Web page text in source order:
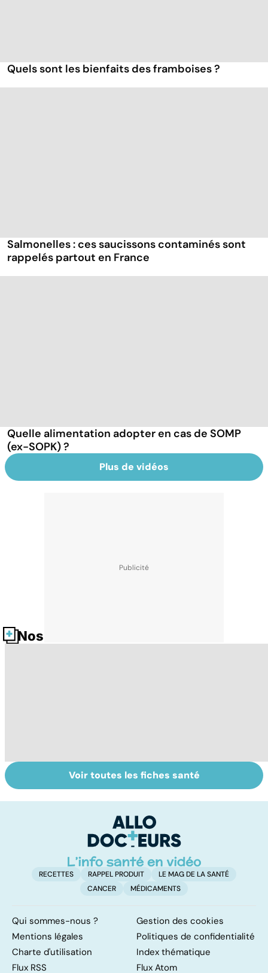
Quels sont les bienfaits des framboises ?
Salmonelles : ces saucissons contaminés sont
rappelés partout en France
Quelle alimentation adopter en cas de SOMP
(ex-SOPK) ?
Plus de vidéos
Nos fiches santé
Le magnésium,
un oligo-élément
Intestin irritable :
le régime
solution ?
Voir toutes les fiches santé
RECETTES RAPPEL PRODUIT
LE MAG DE LA SANTÉ
CANCER
MÉDICAMENTS
Qui sommes-nous ?
Gestion des cookies
Mentions légales
Politiques de confidentialité
Charte d'utilisation
Index thématique
Flux RSS
Flux Atom